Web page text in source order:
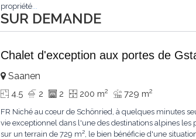
SUR DEMANDE
propriété...
Chalet d'exception aux portes de
Saanen
4.5 2 2 200 m2 729 m2
FR Niché au cœur de Schönried, à quelques minutes
vie exceptionnel dans l'une des destinations alpines
sur un terrain de 729 m², le bien bénéficie d'une